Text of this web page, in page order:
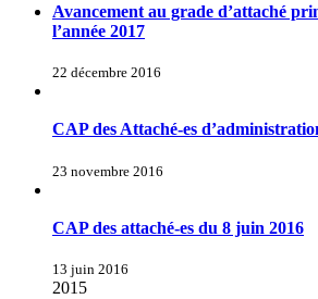
Avancement au grade d’attaché
l’année 2017
22 décembre 2016
CAP des Attaché-es
23 novembre 2016
CAP des attaché-es du 8 juin 2016
13 juin 2016
2015